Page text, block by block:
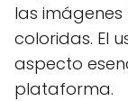
las
coloridas. El
aspecto
plataforma.